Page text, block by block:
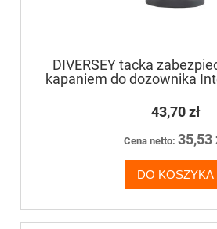
DIVERSEY tacka
kapaniem do dozownika
43,70 zł
Cena netto: 35,53
DO KOSZYKA